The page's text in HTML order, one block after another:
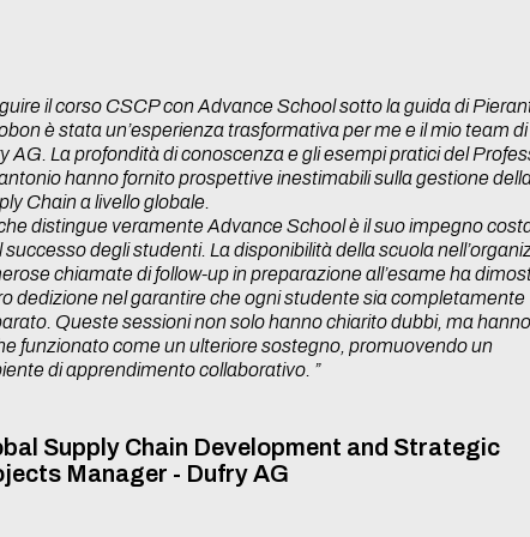
) la scheda di iscrizione compilata
d’acquisto.
Scheda registrazione
il corso CSCP con Advance School sotto la guida di
è stata un’esperienza trasformativa per me e il mio team di
AG. La profondità di conoscenza e gli esempi pratici del
hanno fornito prospettive inestimabili sulla gestione
Chain a livello globale.
distingue veramente Advance School è il suo impegno
successo degli studenti. La disponibilità della scuola
chiamate di follow-up in preparazione all’esame ha
dedizione nel garantire che ogni studente sia completamente
Queste sessioni non solo hanno chiarito dubbi, ma hanno
funzionato come un ulteriore sostegno, promuovendo un
di apprendimento collaborativo. ”
Supply Chain Development and Strategic
Manager - Dufry AG